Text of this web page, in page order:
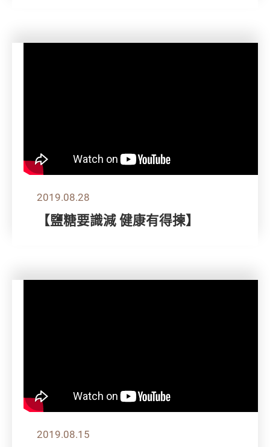
2019.08.28
【鹽糖要識減 健康有得揀】
2019.08.15